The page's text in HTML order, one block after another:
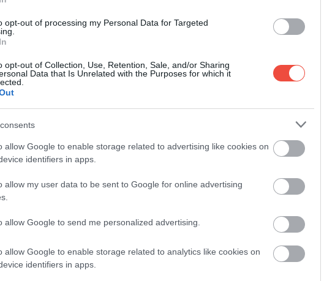
opt-out of processing my Personal Data for Targeted
opt-out of Collection, Use, Retention, Sale, and/or Sharing
Data that Is Unrelated with the Purposes for which it
allow Google to enable storage related to advertising like cookies on
identifiers in apps.
allow my user data to be sent to Google for online advertising
allow Google to send me personalized advertising.
allow Google to enable storage related to analytics like cookies on
identifiers in apps.